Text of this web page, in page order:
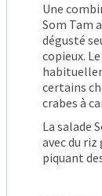
Une
Som Tam
dégusté
copieux.
certains
crabes à
La salade
avec du
piquant